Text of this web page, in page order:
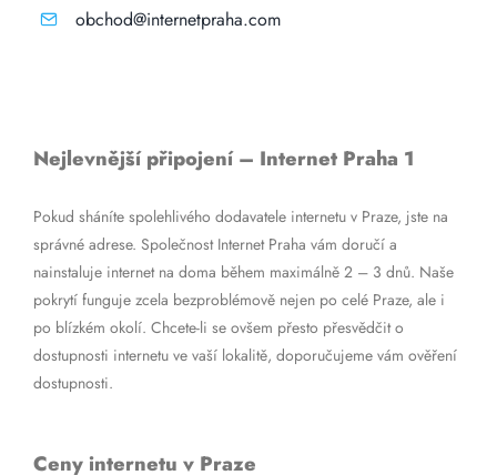
obchod@internetpraha.com
Nejlevnější připojení – Internet Praha 1
Pokud sháníte spolehlivého dodavatele internetu v Praze, jste na
správné adrese. Společnost Internet Praha vám doručí a
nainstaluje internet na doma během maximálně 2 – 3 dnů. Naše
pokrytí funguje zcela bezproblémově nejen po celé Praze, ale i
po blízkém okolí. Chcete-li se ovšem přesto přesvědčit o
dostupnosti internetu ve vaší lokalitě, doporučujeme vám ověření
dostupnosti.
Ceny internetu v Praze